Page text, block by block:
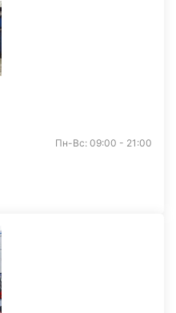
Пн-Вс: 09:00 - 21:00